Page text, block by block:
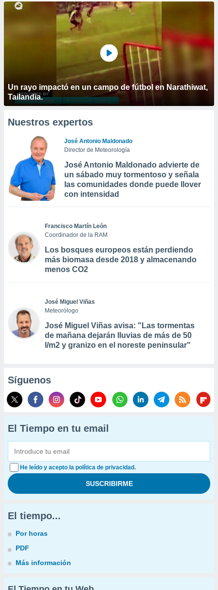
Un rayo impactó en un campo de fútbol en Narathiwat,
Tailandia.
Nuestros expertos
José Antonio Maldonado
Director de Meteorología
José Antonio Maldonado advierte de
un sábado muy tormentoso y señala
las comunidades donde puede llover
con intensidad
Francisco Martín León
Coordinador de la RAM
Los bosques europeos están perdiendo
más biomasa desde 2018 y almacenando
menos CO2
José Miguel Viñas
Meteorólogo
José Miguel Viñas avisa: "Las tormentas
de mañana dejarán lluvias de más de 50
l/m2 y granizo en el noreste peninsular"
Síguenos
El Tiempo en tu email
He leído y acepto la política de privacidad.
El tiempo...
Por horas
PDF
Más información